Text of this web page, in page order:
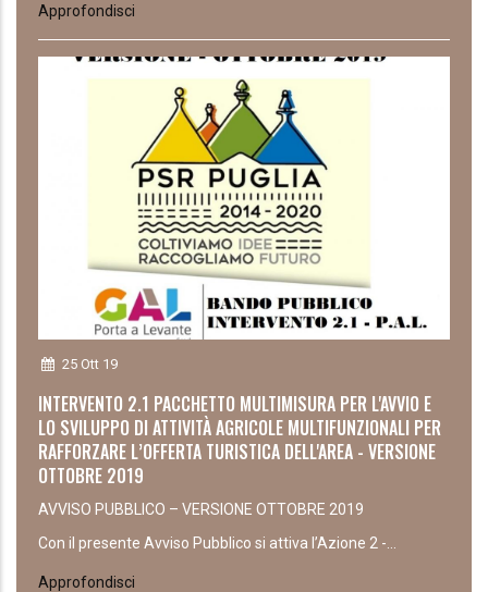
Approfondisci
25 Ott 19
INTERVENTO 2.1 PACCHETTO MULTIMISURA PER L'AVVIO E
LO SVILUPPO DI ATTIVITÀ AGRICOLE MULTIFUNZIONALI PER
RAFFORZARE L’OFFERTA TURISTICA DELL'AREA - VERSIONE
OTTOBRE 2019
AVVISO PUBBLICO – VERSIONE OTTOBRE 2019
Con il presente Avviso Pubblico si attiva l’Azione 2 -...
Approfondisci